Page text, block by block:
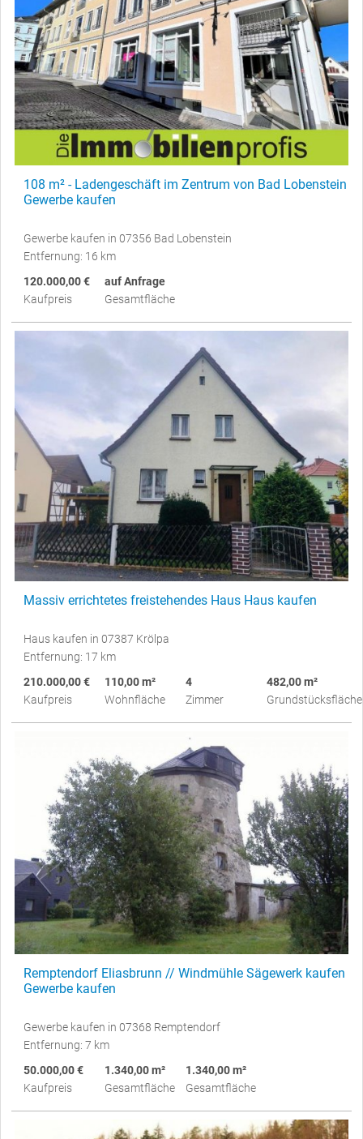
108 m² - Ladengeschäft im Zentrum von Bad Lobenstein
Gewerbe kaufen
Gewerbe kaufen in 07356 Bad Lobenstein
Entfernung: 16 km
120.000,00 €
Kaufpreis
auf Anfrage
Gesamtfläche
Massiv errichtetes freistehendes Haus Haus kaufen
Haus kaufen in 07387 Krölpa
Entfernung: 17 km
210.000,00 €
Kaufpreis
110,00 m²
Wohnfläche
4
Zimmer
482,00 m²
Grundstücksfläche
Remptendorf Eliasbrunn // Windmühle Sägewerk kaufen
Gewerbe kaufen
Gewerbe kaufen in 07368 Remptendorf
Entfernung: 7 km
50.000,00 €
Kaufpreis
1.340,00 m²
Gesamtfläche
1.340,00 m²
Gesamtfläche